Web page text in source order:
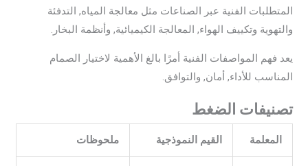
المتطلبات الفنية عبر الصناعات مثل معالجة المياه, التدفئة
والتهوية وتكييف الهواء, المعالجة الكيميائية, وأنظمة البخار.
يعد فهم المواصفات الفنية أمرًا بالغ الأهمية لاختيار الصمام
المناسب للأداء, أمان, والتوافق.
تصنيفات الضغط
المعلمة القيم النموذجية ملحوظات